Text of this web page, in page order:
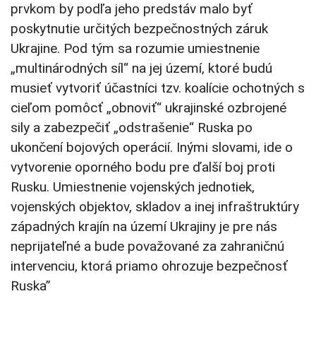
prvkom by podľa jeho predstáv malo byť
poskytnutie určitých bezpečnostných záruk
Ukrajine. Pod tým sa rozumie umiestnenie
„multinárodných síl“ na jej území, ktoré budú
musieť vytvoriť účastníci tzv. koalície ochotných s
cieľom pomôcť „obnoviť“ ukrajinské ozbrojené
sily a zabezpečiť „odstrašenie“ Ruska po
ukončení bojových operácií. Inými slovami, ide o
vytvorenie oporného bodu pre ďalší boj proti
Rusku. Umiestnenie vojenských jednotiek,
vojenských objektov, skladov a inej infraštruktúry
západných krajín na území Ukrajiny je pre nás
neprijateľné a bude považované za zahraničnú
intervenciu, ktorá priamo ohrozuje bezpečnosť
Ruska”